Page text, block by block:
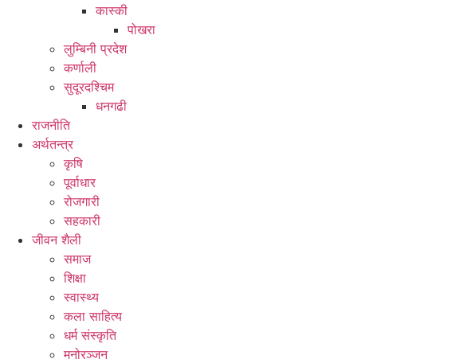
कास्की
पोखरा
लुम्बिनी प्रदेश
कर्णाली
सुदूरदश्चिम
धनगढी
राजनीति
अर्थतन्त्र
कृषि
पूर्वाधार
रोजगारी
सहकारी
जीवन शैली
समाज
शिक्षा
स्वास्थ्य
कला साहित्य
धर्म संस्कृति
मनोरञ्जन